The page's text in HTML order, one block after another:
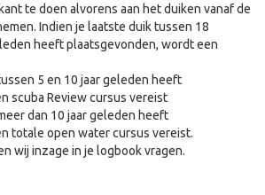
te doen alvorens aan het duiken vanaf de
Indien je laatste duik tussen 18
heeft plaatsgevonden, wordt een
5 en 10 jaar geleden heeft
scuba Review cursus vereist
dan 10 jaar geleden heeft
totale open water cursus vereist.
wij inzage in je logbook vragen.